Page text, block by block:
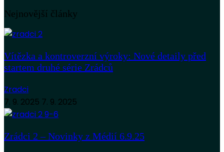
Nejnovější články
Vítězka a kontroverzní výroky: Nové detaily před
startem druhé série Zrádců
Zradci
7. 9. 2025 7. 9. 2025
Zrádci 2 – Novinky z Médií 6.9.25